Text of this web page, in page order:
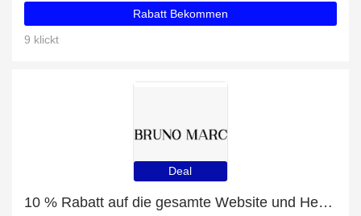
Rabatt Bekommen
9 klickt
Deal
10 % Rabatt auf die gesamte Website und Herrenmode Modische Oxford Turnschuhe mit 7% Rabatt